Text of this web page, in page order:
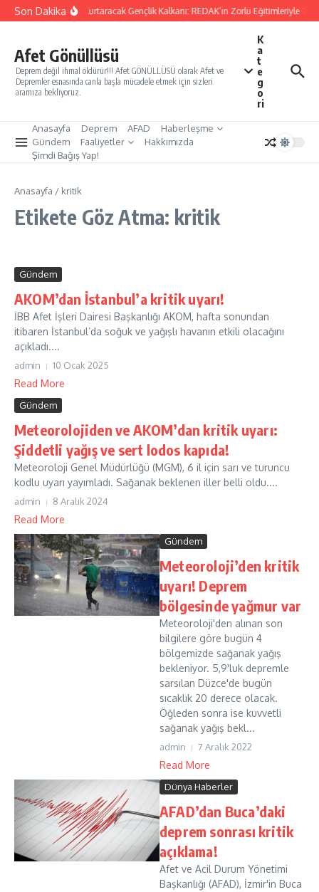
İçeriğe atla
Son DakikaYarınları Kurtaracak Gençlik Kalkanı: REDAK’ın Zorlu Eğitimleriyle
Afet Gönüllüsü
Deprem değil ihmal öldürür!!! Afet GÖNÜLLÜSÜ olarak Afet ve
Depremler esnasında canla başla mücadele etmek için sizleri
aramıza bekliyoruz.
K
a
t
e
g
o
ri
Anasayfa Deprem AFAD
Haberleşme
Gündem
Faaliyetler
Hakkımızda
Şimdi Bağış Yap!
Anasayfa / kritik
Etikete Göz Atma: kritik
Gündem
AKOM’dan İstanbul’a kritik uyarı!
İBB Afet İşleri Dairesi Başkanlığı AKOM, hafta sonundan
itibaren İstanbul’da soğuk ve yağışlı havanın etkili olacağını
açıkladı....
admin 10 Ocak 2025
Read More
Gündem
Meteorolojiden ve AKOM’dan kritik uyarı:
Şiddetli yağış ve sert lodos kapıda!
Meteoroloji Genel Müdürlüğü (MGM), 6 il için sarı ve turuncu
kodlu uyarı yayımladı. Sağanak beklenen iller belli oldu....
admin 8 Aralık 2024
Read More
Gündem
Meteoroloji’den kritik
uyarı! Deprem
bölgesinde yağmur var
Meteoroloji'den alınan son
bilgilere göre bugün 4
bölgemizde sağanak yağış
bekleniyor. 5,9'luk depremle
sarsılan Düzce'de bugün
sıcaklık 20 derece olacak.
Öğleden sonra ise kuvvetli
sağanak yağış bekl...
admin 7 Aralık 2022
Read More
Dünya Haberler
AFAD’dan Buca’daki
deprem sonrası kritik
açıklama!
Afet ve Acil Durum Yönetimi
Başkanlığı (AFAD), İzmir'in Buca